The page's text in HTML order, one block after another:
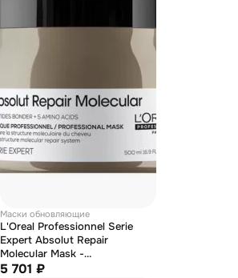
Маски обновляющие
L'Oreal Professionnel Serie
Expert Absolut Repair
Molecular Mask -
Концентрированная маска для
5 701 ₽